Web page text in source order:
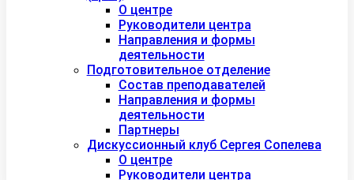
О центре
Руководители центра
Направления и формы
деятельности
Подготовительное отделение
Состав преподавателей
Направления и формы
деятельности
Партнеры
Дискуссионный клуб Сергея Сопелева
О центре
Руководители центра